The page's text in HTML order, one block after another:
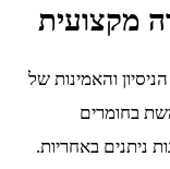
מקצועית
והאמינות של
בחומרים
ניתנים באחריות.